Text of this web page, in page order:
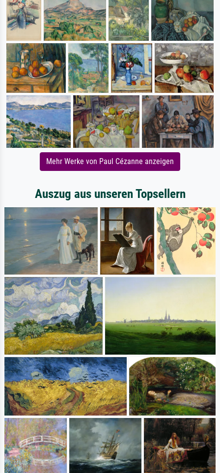
Mehr Werke von Paul Cézanne anzeigen
Auszug aus unseren Topsellern